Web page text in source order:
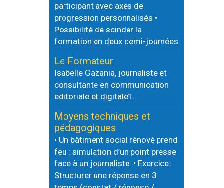
participant avec axes de
progression personnalisés •
Possibilité de scinder la
formation en deux demi-journées
Le Formateur
Isabelle Gazania, journaliste et
consultante en communication
éditoriale et digitale1.
Moyens techniques et
pédagogiques
• Un bâtiment social rénové prend
feu : simulation d’un point presse
face à un journaliste. • Exercice :
Structurer une réponse en 3